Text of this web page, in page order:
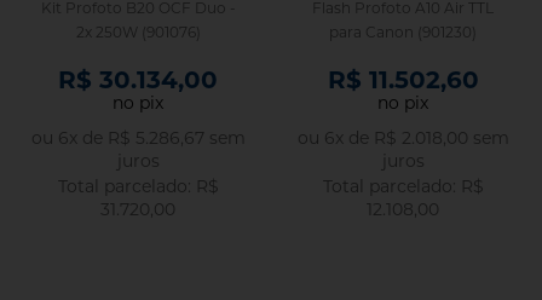
Kit Profoto B20 OCF Duo -
2x 250W (901076)
R$
31.720,00
ou 6x de R$ 5.286,67 sem
juros
R$ 30.134,00
no pix
Flash Profoto A10 Air TTL
para Canon (901230)
R$
12.108,00
ou 6x de R$ 2.018,00 sem
juros
R$ 11.502,60
no pix